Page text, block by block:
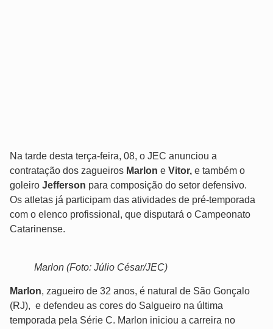
Na tarde desta terça-feira, 08, o JEC anunciou a
contratação dos zagueiros Marlon e Vitor, e também o
goleiro Jefferson para composição do setor defensivo.
Os atletas já participam das atividades de pré-temporada
com o elenco profissional, que disputará o Campeonato
Catarinense.
Marlon (Foto: Júlio César/JEC)
Marlon, zagueiro de 32 anos, é natural de São Gonçalo
(RJ), e defendeu as cores do Salgueiro na última
temporada pela Série C. Marlon iniciou a carreira no